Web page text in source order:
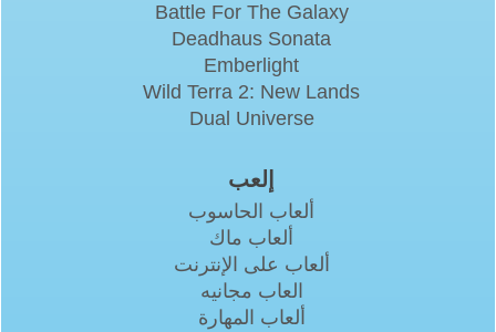
Battle For The Galaxy
Deadhaus Sonata
Emberlight
Wild Terra 2: New Lands
Dual Universe
إلعب
ألعاب الحاسوب
ألعاب ماك
ألعاب على الإنترنت
العاب مجانيه
ألعاب المهارة